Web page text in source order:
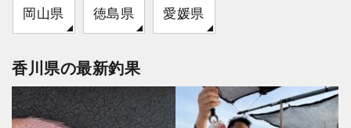
岡山県 徳島県 愛媛県
香川県の最新釣果